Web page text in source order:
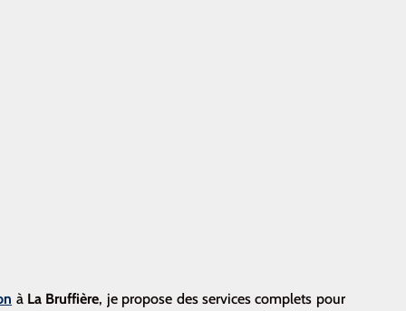
à La Bruffière, je propose des services complets pour